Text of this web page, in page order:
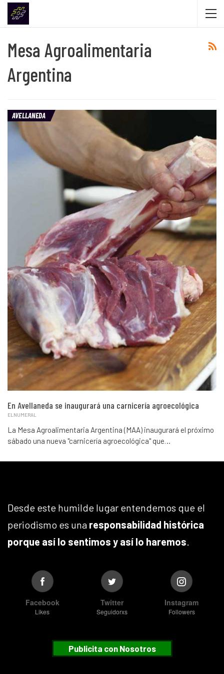
Mesa Agroalimentaria
Argentina
AVELLANEDA
En Avellaneda se inaugurará una carnicería agroecológica
ELNUMERAL
La Mesa Agroalimentaria Argentina (MAA) inaugurará el próximo
sábado una nueva "carnicería agroecológica" que…
Desde este humilde lugar entendemos que el
periodismo es una responsabilidad histórica
porque así lo sentimos y así lo haremos.
Facebook
Likes
Twitter
Seguidorxs
Instagram
Followers
Publicita con Nosotros